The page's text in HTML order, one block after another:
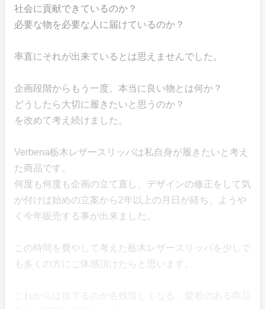
社会に貢献できているのか？
必要な物を必要な人に届けているのか？
率直にそれが出来ているとは思えませんでした。
企画段階からもう一度、本当に良い物とは何か？
どうしたら大切に履きたいと思うのか？
を改めて考え続けました。
Verbena栃木レザースリッパは私自身が履きたいと考え
た商品です。
何度も何度も企画の立て直し、デザインの修正をして気
が付けば始めの立案から2年以上の月日が経ち、ようや
く今年販売する事が出来ました。
この時間を費やして考えた栃木レザースリッパを少しで
も多くの方にご体感頂けたらと思います。